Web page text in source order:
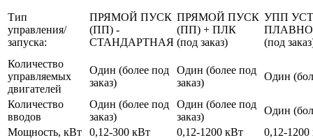
Тип
управления/
запуска:
ПРЯМОЙ ПУСК
(ПП) -
СТАНДАРТНАЯ
ПРЯМОЙ ПУСК
(ПП) + ПЛК
(под заказ)
УПП
(под
Количество
управляемых
двигателей
Один (более под
заказ)
Один (более под
заказ)
Один
Количество
вводов
Один (более под
заказ)
Один (более под
заказ)
Один
Мощность, кВт
0,12-300 кВт 0,12-1200 кВт 0,12-1200